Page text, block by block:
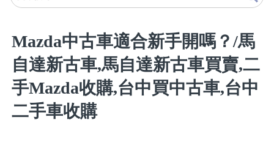
Mazda中古車適合新手開嗎？/馬
自達新古車,馬自達新古車買賣,二
手Mazda收購,台中買中古車,台中
二手車收購